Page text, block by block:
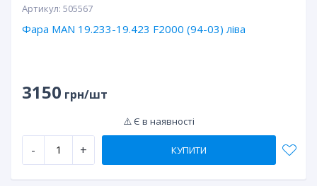
Артикул: 505567
Фара MAN 19.233-19.423 F2000 (94-03) ліва
3150 грн/шт
⚠️ Є в наявності
- + КУПИТИ